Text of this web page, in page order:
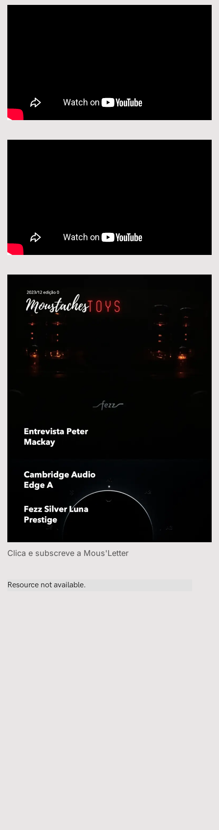
Clica e subscreve a Mous'Letter